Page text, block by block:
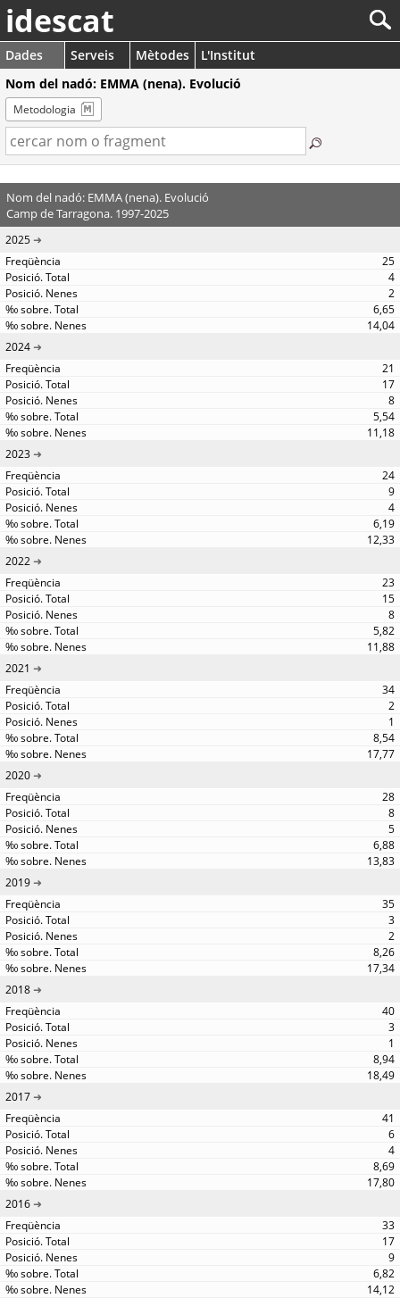
idescat
Dades Serveis Mètodes
L'Institut
Nom del nadó: EMMA (nena). Evolució
Metodologia
Nom del nadó: EMMA (nena). Evolució
Camp de Tarragona. 1997-2025
2025
25
4
2
6,65
14,04
2024
21
17
8
5,54
11,18
2023
24
9
4
6,19
12,33
2022
23
15
8
5,82
11,88
2021
34
2
1
8,54
17,77
2020
28
8
5
6,88
13,83
2019
35
3
2
8,26
17,34
2018
40
3
1
8,94
18,49
2017
41
6
4
8,69
17,80
2016
33
17
9
6,82
14,12